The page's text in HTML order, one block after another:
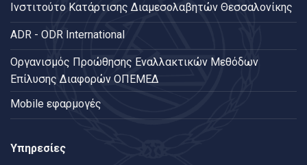
Ινστιτούτο Κατάρτισης Διαμεσολαβητών Θεσσαλονίκης
ADR - ODR International
Oργανισμός Προώθησης Εναλλακτικών Μεθόδων
Επίλυσης Διαφορών ΟΠΕΜΕΔ
Mobile εφαρμογές
Υπηρεσίες